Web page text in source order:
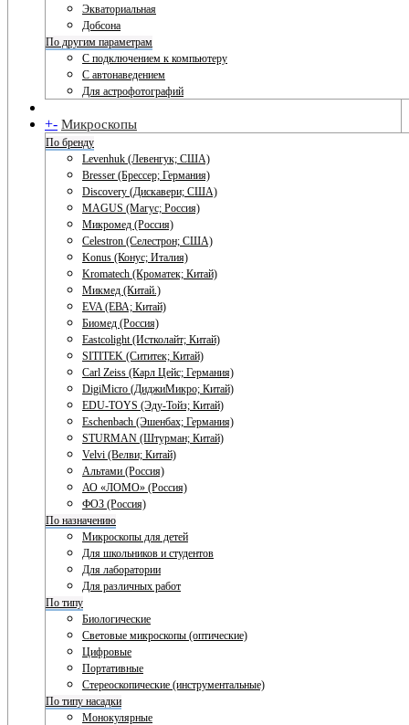
Экваториальная
Добсона
По другим параметрам
С подключением к компьютеру
С автонаведением
Для астрофотографий
+- Микроскопы
По бренду
Levenhuk (Левенгук; США)
Bresser (Брессер; Германия)
Discovery (Дискавери; США)
MAGUS (Магус; Россия)
Микромед (Россия)
Celestron (Селестрон; США)
Konus (Конус; Италия)
Kromatech (Кроматек; Китай)
Микмед (Китай.)
EVA (ЕВА; Китай)
Биомед (Россия)
Eastcolight (Истколайт; Китай)
SITITEK (Сититек; Китай)
Carl Zeiss (Карл Цейс; Германия)
DigiMicro (ДиджиМикро; Китай)
EDU-TOYS (Эду-Тойз; Китай)
Eschenbach (Эшенбах; Германия)
STURMAN (Штурман; Китай)
Velvi (Велви; Китай)
Альтами (Россия)
АО «ЛОМО» (Россия)
ФОЗ (Россия)
По назначению
Микроскопы для детей
Для школьников и студентов
Для лаборатории
Для различных работ
По типу
Биологические
Световые микроскопы (оптические)
Цифровые
Портативные
Стереоскопические (инструментальные)
По типу насадки
Монокулярные